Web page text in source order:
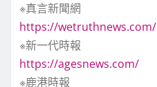
※真言新聞網
https://wetruthnews.com/
※新一代時報
https://agesnews.com/
※鹿港時報